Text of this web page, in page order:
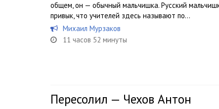
общем, он — обычный мальчишка. Русский
привык, что учителей здесь называют по...
Михаил Мурзаков
11 часов 52 минуты
Пересолил — Чехов Антон